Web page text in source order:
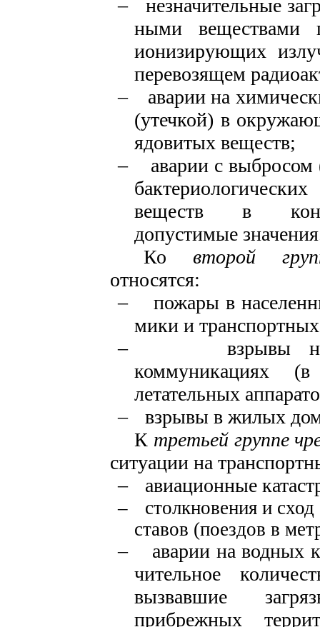
–
незначительные
ными веществами
ионизиру­ющих
перевозящем
–
аварии на
(утечкой) в
ядови­тых веществ;
–
аварии с
веществ в
допустимые
Ковторой
относятся:
–
пожары в
мики и
–
взрывы
коммуникациях
летательных
–
взрывы в жилых
К третьей группе
ситуации на
–
авиационные
–
столкновения и
ставов (поездов в
–
аварии на водных
чительное
вызвавшие
прибрежных